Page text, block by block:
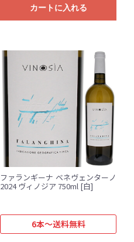
カートに入れる
ファランギーナ ベネヴェンターノ
2024 ヴィノジア 750ml [白]
6本～送料無料